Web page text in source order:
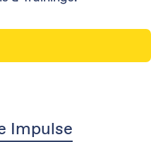
Impulse